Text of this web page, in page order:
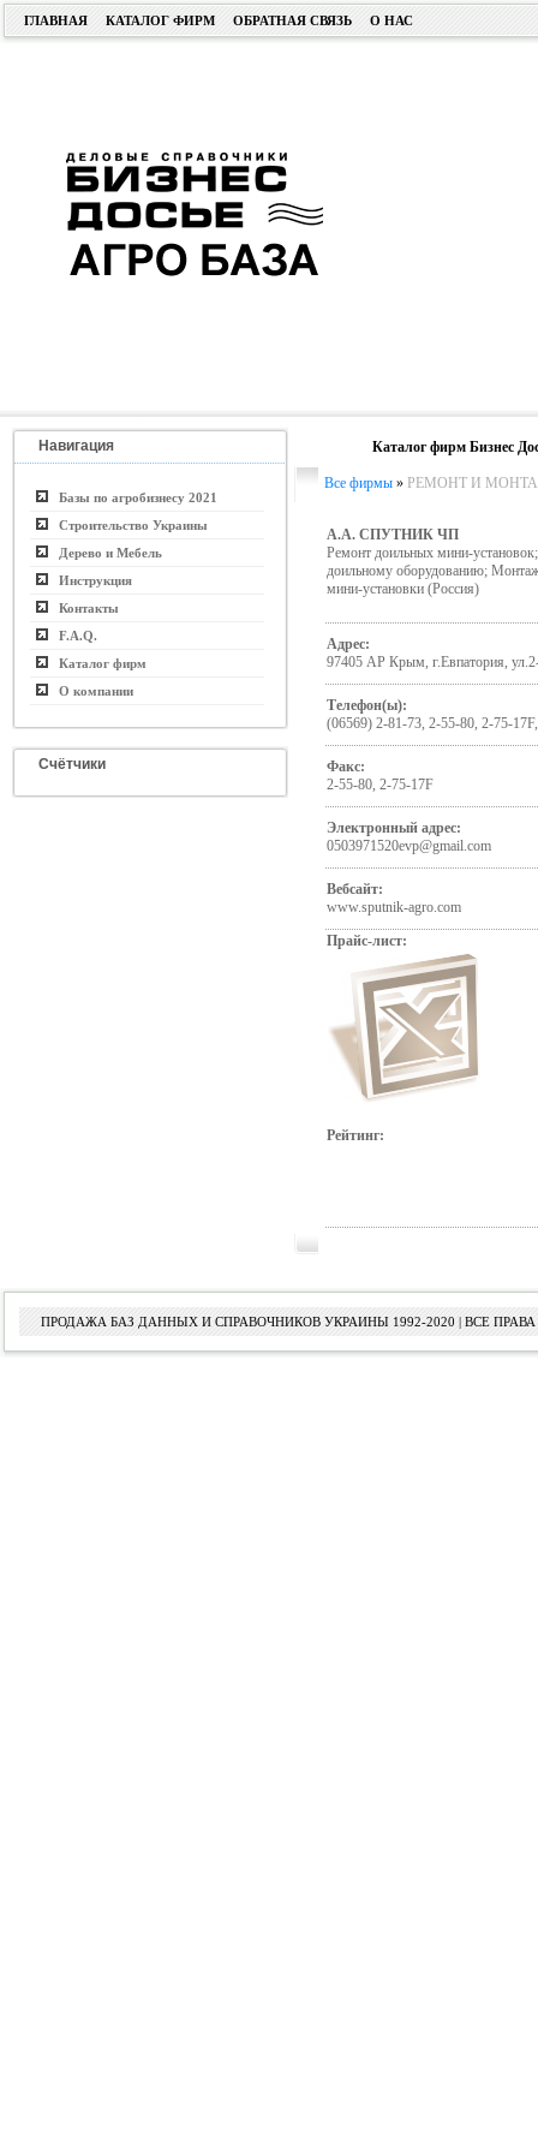
ГЛАВНАЯ КАТАЛОГ ФИРМ ОБРАТНАЯ СВЯЗЬ О НАС
Навигация
Базы по агробизнесу 2021
Строительство Украины
Дерево и Мебель
Инструкция
Контакты
F.A.Q.
Каталог фирм
О компании
Счётчики
Каталог фирм Бизнес
Все фирмы » РЕМОНТ И
А.А. СПУТНИК ЧП
Ремонт доильных мини-
доильному оборудованию;
мини-установки (Россия)
Адрес:
97405 АР Крым, г.Евпатория,
Телефон(ы):
(06569) 2-81-73, 2-55-80, 2-75-
Факс:
2-55-80, 2-75-17F
Электронный адрес:
0503971520evp@gmail.com
Вебсайт:
www.sputnik-agro.com
Прайс-лист:
Рейтинг:
ПРОДАЖА БАЗ ДАННЫХ И СПРАВОЧНИКОВ УКРАИНЫ 1992-2020 | ВСЕ